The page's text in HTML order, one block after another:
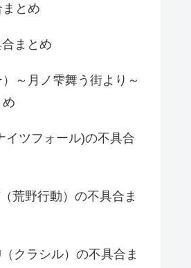
とめ
まとめ
～月ノ雫舞う街より～
イツフォール)の不具合
荒野行動）の不具合ま
クラシル）の不具合ま